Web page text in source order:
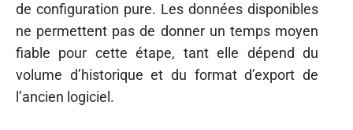
de configuration pure. Les données disponibles
ne permettent pas de donner un temps moyen
fiable pour cette étape, tant elle dépend du
volume d’historique et du format d’export de
l’ancien logiciel.